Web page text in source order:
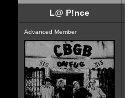
L@ P!nce
Advanced Member